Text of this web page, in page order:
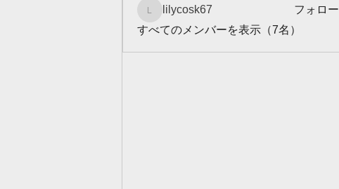
lilycosk67
lilycosk67
フォロー
すべてのメンバーを表示（7名）